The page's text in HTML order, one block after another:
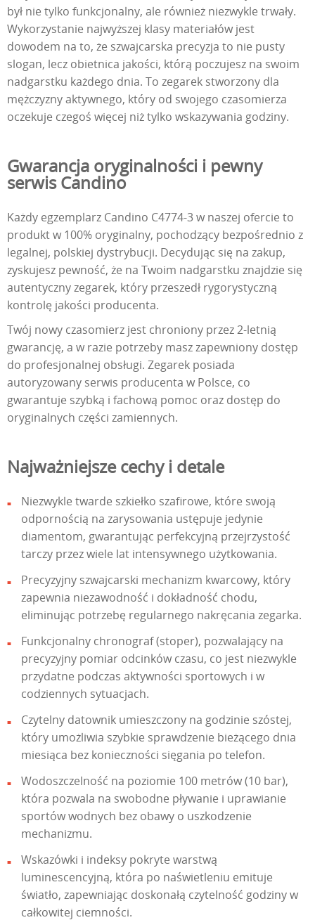
był nie tylko funkcjonalny, ale również niezwykle trwały.
Wykorzystanie najwyższej klasy materiałów jest
dowodem na to, że szwajcarska precyzja to nie pusty
slogan, lecz obietnica jakości, którą poczujesz na swoim
nadgarstku każdego dnia. To zegarek stworzony dla
mężczyzny aktywnego, który od swojego czasomierza
oczekuje czegoś więcej niż tylko wskazywania godziny.
Gwarancja oryginalności i pewny
serwis Candino
Każdy egzemplarz Candino C4774-3 w naszej ofercie to
produkt w 100% oryginalny, pochodzący bezpośrednio z
legalnej, polskiej dystrybucji. Decydując się na zakup,
zyskujesz pewność, że na Twoim nadgarstku znajdzie się
autentyczny zegarek, który przeszedł rygorystyczną
kontrolę jakości producenta.
Twój nowy czasomierz jest chroniony przez 2-letnią
gwarancję, a w razie potrzeby masz zapewniony dostęp
do profesjonalnej obsługi. Zegarek posiada
autoryzowany serwis producenta w Polsce, co
gwarantuje szybką i fachową pomoc oraz dostęp do
oryginalnych części zamiennych.
Najważniejsze cechy i detale
Niezwykle twarde szkiełko szafirowe, które swoją
odpornością na zarysowania ustępuje jedynie
diamentom, gwarantując perfekcyjną przejrzystość
tarczy przez wiele lat intensywnego użytkowania.
Precyzyjny szwajcarski mechanizm kwarcowy, który
zapewnia niezawodność i dokładność chodu,
eliminując potrzebę regularnego nakręcania zegarka.
Funkcjonalny chronograf (stoper), pozwalający na
precyzyjny pomiar odcinków czasu, co jest niezwykle
przydatne podczas aktywności sportowych i w
codziennych sytuacjach.
Czytelny datownik umieszczony na godzinie szóstej,
który umożliwia szybkie sprawdzenie bieżącego dnia
miesiąca bez konieczności sięgania po telefon.
Wodoszczelność na poziomie 100 metrów (10 bar),
która pozwala na swobodne pływanie i uprawianie
sportów wodnych bez obawy o uszkodzenie
mechanizmu.
Wskazówki i indeksy pokryte warstwą
luminescencyjną, która po naświetleniu emituje
światło, zapewniając doskonałą czytelność godziny w
całkowitej ciemności.